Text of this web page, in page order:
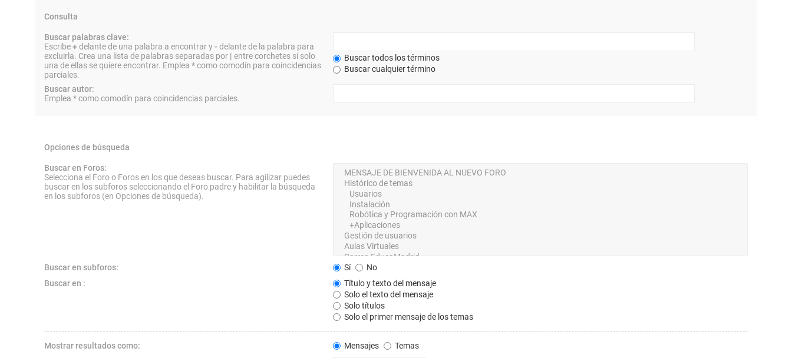
Consulta
Buscar palabras clave:
Escribe+delante de una palabra a encontrar y- delante de la palabra para
excluirla. Crea una lista de palabras separadas por | entre corchetes si solo
una de ellas se quiere encontrar. Emplea *como comodín para coincidencias
parciales.
Buscar todos los términos
Buscar cualquier término
Buscar autor:
Emplea * como comodín para coincidencias parciales.
Opciones de búsqueda
Buscar en Foros:
Selecciona el Foro o Foros en los que deseas buscar. Para agilizar puedes
buscar en los subforos seleccionando el Foro padre y habilitar la búsqueda
en los subforos (en Opciones de búsqueda).
Buscar en subforos: Sí
No
Buscar en :
Título y texto del mensaje
Solo el texto del mensaje
Solo títulos
Solo el primer mensaje de los temas
Mostrar resultados como: Mensajes
Temas